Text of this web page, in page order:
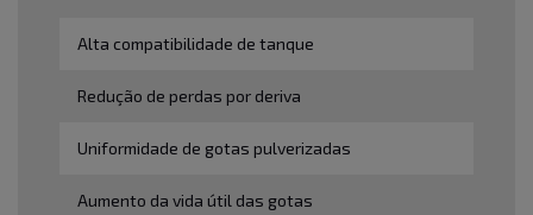
Alta compatibilidade de tanque
Redução de perdas por deriva
Uniformidade de gotas pulverizadas
Aumento da vida útil das gotas